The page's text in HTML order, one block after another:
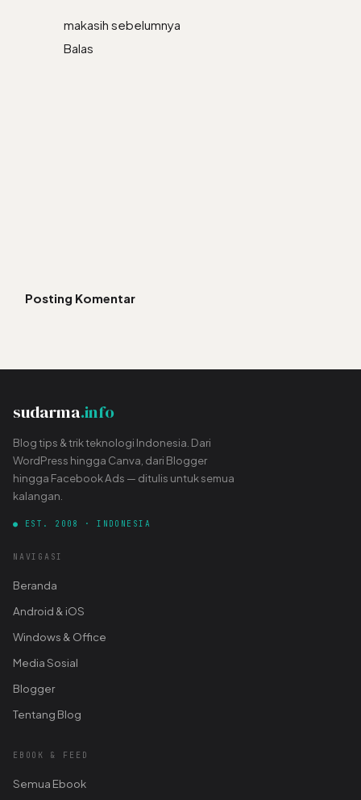
makasih sebelumnya
Balas
Posting Komentar
sudarma.info
Blog tips & trik teknologi Indonesia. Dari
WordPress hingga Canva, dari Blogger
hingga Facebook Ads — ditulis untuk semua
kalangan.
● EST. 2008 · INDONESIA
NAVIGASI
Beranda
Android & iOS
Windows & Office
Media Sosial
Blogger
Tentang Blog
EBOOK & FEED
Semua Ebook